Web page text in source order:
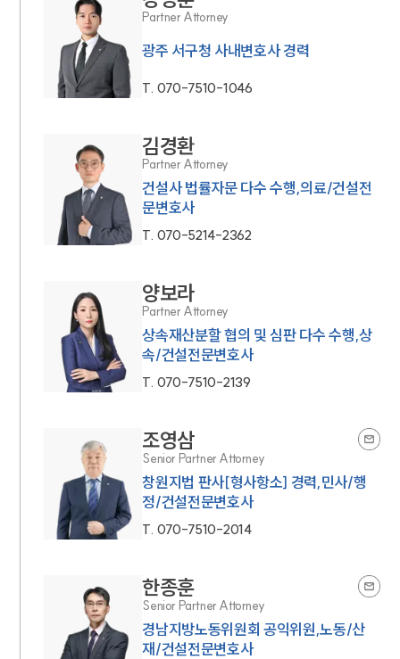
Partner Attorney
광주 서구청 사내변호사 경력
T. 070-7510-1046
김경환
Partner Attorney
건설사 법률자문 다수 수행,의료/건설전
문변호사
T. 070-5214-2362
양보라
Partner Attorney
상속재산분할 협의 및 심판 다수 수행,상
속/건설전문변호사
T. 070-7510-2139
조영삼
Senior Partner Attorney
창원지법 판사[형사항소] 경력,민사/행
정/건설전문변호사
T. 070-7510-2014
한종훈
Senior Partner Attorney
경남지방노동위원회 공익위원,노동/산
재/건설전문변호사